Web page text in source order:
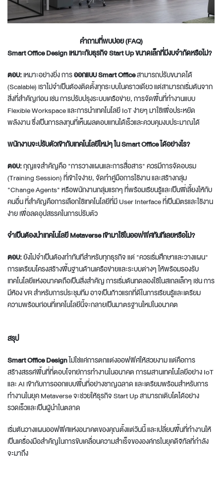
คำถามที่พบบ่อย (FAQ)
Smart Office Design เหมาะกับธุรกิจ Start Up ขนาดเล็กที่มีงบจำกัดหรือไม่?
ตอบ:เหมาะอย่างยิ่ง การออกแบบ Smart Officeสามารถปรับขนาดได้
(Scalable) เราไม่จำเป็นต้องติดตั้งทุกระบบในคราวเดียว แต่สามารถเริ่มต้นจาก
สิ่งที่สำคัญก่อน เช่น การปรับปรุงระบบเครือข่าย, การจัดพื้นที่ทำงานแบบ
Flexible Workspace และการนำเทคโนโลยี IoT ง่ายๆ มาใช้เพื่อประหยัด
พลังงาน ซึ่งเป็นการลงทุนที่เห็นผลตอบแทนได้เร็วและควบคุมงบประมาณได้
พนักงานจะปรับตัวเข้ากับเทคโนโลยีใหม่ๆ ใน Smart Office ได้อย่างไร?
ตอบ:กุญแจสำคัญคือ "การวางแผนและการสื่อสาร" ควรมีการจัดอบรม
(Training Session) ที่เข้าใจง่าย, จัดทำคู่มือการใช้งาน และสร้างกลุ่ม
"Change Agents" หรือพนักงานกลุ่มแรกๆ ที่พร้อมเรียนรู้และเป็นพี่เลี้ยงให้กับ
คนอื่น ที่สำคัญคือการเลือกใช้เทคโนโลยีที่มี User Interface ที่เป็นมิตรและใช้งาน
ง่าย เพื่อลดอุปสรรคในการปรับตัว
จำเป็นต้องนำเทคโนโลยี Metaverse เข้ามาใช้ในออฟฟิศทันทีเลยหรือไม่?
ตอบ:ยังไม่จำเป็นต้องทำทันทีสำหรับทุกธุรกิจ แต่ "ควรเริ่มศึกษาและวางแผน"
การเตรียมโครงสร้างพื้นฐานด้านเครือข่ายและระบบต่างๆ ให้พร้อมรองรับ
เทคโนโลยีแห่งอนาคตถือเป็นสิ่งสำคัญ การเริ่มต้นทดลองใช้ในสเกลเล็กๆ เช่น การ
มีห้อง VR สำหรับการประชุมทีม อาจเป็นก้าวแรกที่ดีในการเรียนรู้และเตรียม
ความพร้อมก่อนที่เทคโนโลยีนี้จะกลายเป็นมาตรฐานใหม่ในอนาคต
สรุป
Smart Office Designไม่ใช่แค่การตกแต่งออฟฟิศให้สวยงาม แต่คือการ
สร้างสรรค์พื้นที่ที่ตอบโจทย์การทำงานในอนาคต การผสานเทคโนโลยีอย่าง IoT
และ AI เข้ากับการออกแบบพื้นที่อย่างชาญฉลาด และเตรียมพร้อมสำหรับการ
ทำงานในยุค Metaverse จะช่วยให้ธุรกิจ Start Up สามารถเติบโตได้อย่าง
รวดเร็วและเป็นผู้นำในตลาด
เริ่มต้นวางแผนออฟฟิศแห่งอนาคตของคุณตั้งแต่วันนี้ และเปลี่ยนพื้นที่ทำงานให้
เป็นเครื่องมือสำคัญในการขับเคลื่อนความสำเร็จขององค์กรในยุคดิจิทัลที่กำลัง
จะมาถึง